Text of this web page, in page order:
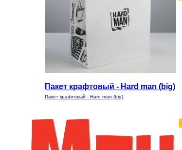
Пакет крафтовый - Hard man (big)
Пакет крафтовый - Hard man (big)